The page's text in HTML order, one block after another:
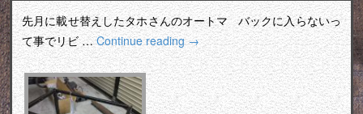
先月に載せ替えしたタホさんのオートマ バックに入らないっ
て事でリビ …Continue reading→